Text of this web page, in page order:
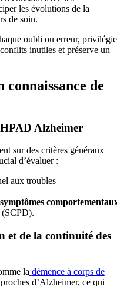
les évolutions de la
de soin.
oubli ou erreur,
inutiles et préserve un
connaissance de
Alzheimer
sur des critères généraux
d’évaluer :
aux troubles
symptômes
et de la continuité des
la démence à corps de
d’Alzheimer, ce qui